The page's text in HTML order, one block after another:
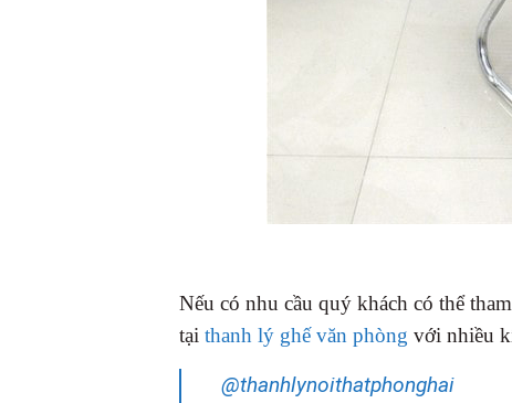
Nếu có nhu cầu quý khách có thể
tại thanh lý ghế văn phòng với nhiều
@thanhlynoithatphonghai